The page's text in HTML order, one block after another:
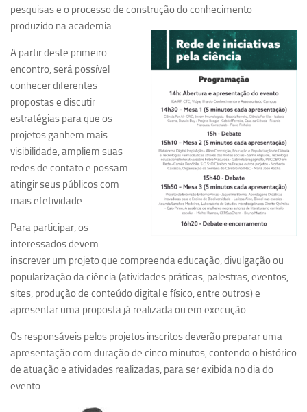
Cíntia Rosa Pereira de Lima
Cristina Godoy Bernardo de Oliveira (FDRP)
Evandro Eduardo Seron Ruiz
Fabiana Cristina Severi (FDRP)
Fernando de Lima Caneppele
Maria Paula Costa Bertran
Professor Sênior
Professores Seniores Encerrados
Polo Ribeirão Preto
Equipe
Estrutura do polo
Espaço de Eventos
Projetos
Ciência com Pipoca
pesquisas e o processo de construção do conhecimento
produzido na academia.
A partir deste primeiro
encontro, será possível
conhecer diferentes
propostas e discutir
estratégias para que os
projetos ganhem mais
visibilidade, ampliem suas
redes de contato e possam
atingir seus públicos com
mais efetividade.
Para participar, os
interessados devem
inscrever um projeto que compreenda educação, divulgação ou
popularização da ciência (atividades práticas, palestras, eventos,
sites, produção de conteúdo digital e físico, entre outros) e
apresentar uma proposta já realizada ou em execução.
Os responsáveis pelos projetos inscritos deverão preparar uma
apresentação com duração de cinco minutos, contendo o histórico
de atuação e atividades realizadas, para ser exibida no dia do
evento.